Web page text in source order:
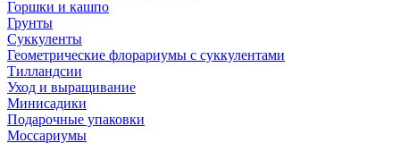
Горшки и кашпо
Грунты
Суккуленты
Геометрические флорариумы с суккулентами
Тилландсии
Уход и выращивание
Минисадики
Подарочные упаковки
Моссариумы